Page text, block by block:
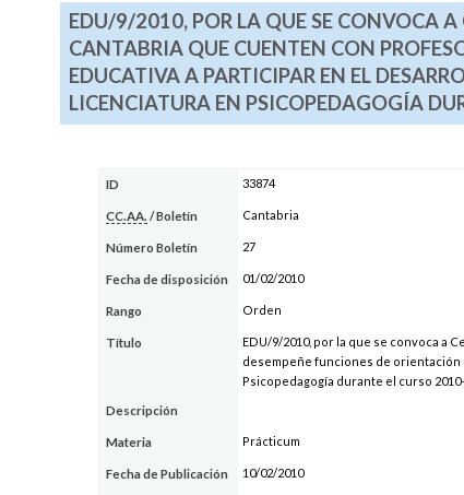
EDU/9/2010, POR LA QUE SE CONVOCA
CANTABRIA QUE CUENTEN CON
EDUCATIVA A PARTICIPAR EN EL
LICENCIATURA EN PSICOPEDAGOGÍA
ID 33874
CC.AA. / Boletín Cantabria
Número Boletín 27
Fecha de disposición 01/02/2010
Rango Orden
Título
EDU/9/2010, por la que se convoca a
desempeñe funciones de orientación
Psicopedagogía durante el curso 2010-
Descripción
Materia Prácticum
Fecha de Publicación 10/02/2010